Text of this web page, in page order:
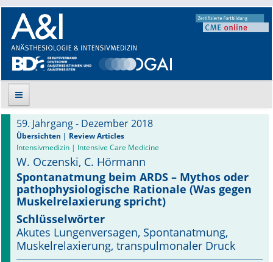
Suche
Aktuelle Ausgabe
Leitlinien
Archiv
Supplements
59. Jahrgang - Dezember 2018
Übersichten | Review Articles
Intensivmedizin | Intensive Care Medicine
W. Oczenski, C. Hörmann
Spontanatmung beim ARDS – Mythos oder
pathophysiologische Rationale (Was gegen
Muskelrelaxierung spricht)
Schlüsselwörter
Akutes Lungenversagen, Spontanatmung,
Muskel­relaxierung, transpulmonaler Druck